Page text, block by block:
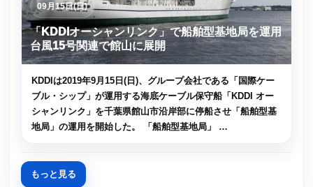
09月15日(日)
「KDDIオーシャンリンク」で船舶型基地局を運用
台風15号関連で館山に展開
KDDIは2019年9月15日(日)、グループ会社である「国際ケー
ブル・シップ」が運用する海底ケーブル保守船「KDDI オー
シャンリンク」を千葉県館山市沿岸部に停船させ「船舶型基
地局」の運用を開始した。 「船舶型基地局」 …
もっと見る